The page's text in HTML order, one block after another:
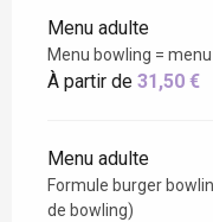
Menu adulte
Menu bowling =
À partir de 31,50 €
Menu adulte
Formule burger
de bowling)